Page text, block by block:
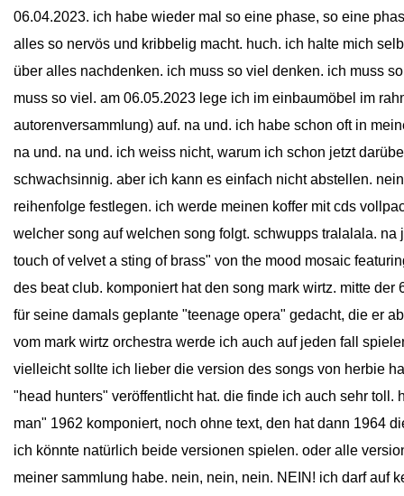
06.04.2023. ich habe wieder mal so eine phase, so eine
alles so nervös und kribbelig macht. huch. ich halte mich
über alles nachdenken. ich muss so viel denken. ich muss
muss so viel. am 06.05.2023 lege ich im einbaumöbel im
autorenversammlung) auf. na und. ich habe schon oft in
na und. na und. ich weiss nicht, warum ich schon jetzt
schwachsinnig. aber ich kann es einfach nicht abstellen.
reihenfolge festlegen. ich werde meinen koffer mit cds
welcher song auf welchen song folgt. schwupps tralalala.
touch of velvet a sting of brass" von the mood mosaic
des beat club. komponiert hat den song mark wirtz. mitte
für seine damals geplante "teenage opera" gedacht, die er
vom mark wirtz orchestra werde ich auch auf jeden fall
vielleicht sollte ich lieber die version des songs von herbie
"head hunters" veröffentlicht hat. die finde ich auch sehr toll.
man" 1962 komponiert, noch ohne text, den hat dann 1964
ich könnte natürlich beide versionen spielen. oder alle
meiner sammlung habe. nein, nein, nein. NEIN! ich darf auf